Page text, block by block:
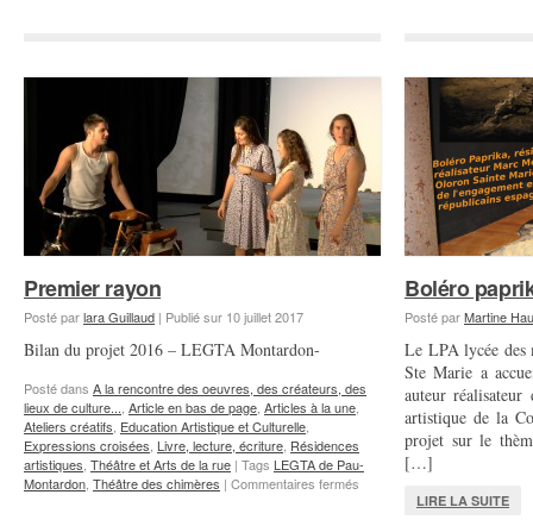
Premier rayon
Posté parlara Guillaud | Publié sur 10 juillet 2017
Bilan du projet 2016 – LEGTA Montardon-
Posté dans A la rencontre des oeuvres, des créateurs, des
lieux de culture..., Article en bas de page, Articles à la une,
Ateliers créatifs, Education Artistique et Culturelle,
Expressions croisées, Livre, lecture, écriture, Résidences
artistiques, Théâtre et Arts de la rue | Tags LEGTA de Pau-
Montardon, Théâtre des chimères | Commentaires fermés
Boléro
Posté parMartine
Le LPA lycée des
Ste Marie a
auteur
artistique de la
projet sur le
[…]
LIRE LA SUITE